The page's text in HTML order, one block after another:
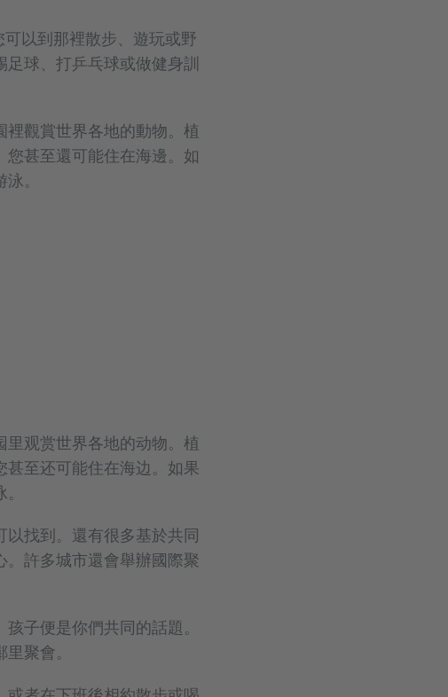
以到那裡散步、遊玩或野
球、打乒乓球或做健身訓
觀賞世界各地的動物。植
甚至還可能住在海邊。如
。
观赏世界各地的动物。植
至还可能住在海边。如果
找到。還有很多基於共同
許多城市還會舉辦國際聚
子便是你們共同的話題。
聚會。